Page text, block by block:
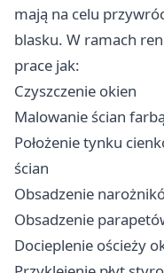
mają na celu
blasku. W ramach
prace jak:
Czyszczenie okien
Malowanie ścian
Położenie tynku
ścian
Obsadzenie
Obsadzenie
Docieplenie ościeży